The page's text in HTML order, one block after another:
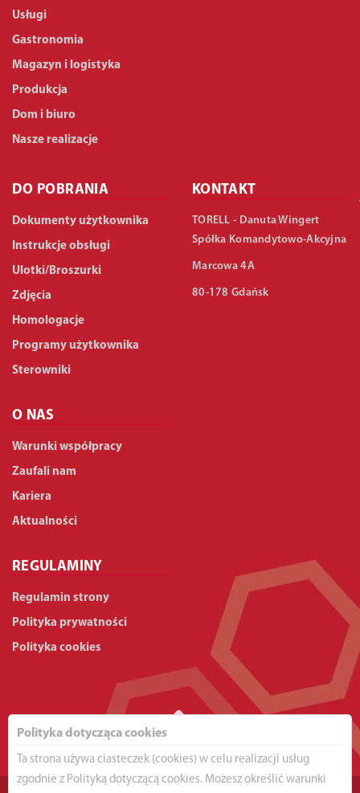
Usługi
Gastronomia
Magazyn i logistyka
Produkcja
Dom i biuro
Nasze realizacje
DO POBRANIA
Dokumenty użytkownika
Instrukcje obsługi
Ulotki/Broszurki
Zdjęcia
Homologacje
Programy użytkownika
Sterowniki
O NAS
Warunki współpracy
Zaufali nam
Kariera
Aktualności
REGULAMINY
Regulamin strony
Polityka prywatności
Polityka cookies
KONTAKT
TORELL - Danuta Wingert
Spółka Komandytowo-Akcyjna
Marcowa 4A
80-178 Gdańsk
Polityka dotycząca cookies
Ta strona używa ciasteczek (cookies) w celu realizacji usług
zgodnie z Polityką dotyczącą cookies. Możesz określić warunki